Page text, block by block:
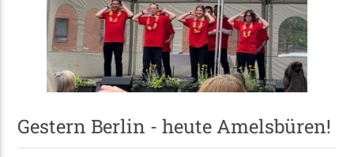
Gestern Berlin - heute Amelsbüren!